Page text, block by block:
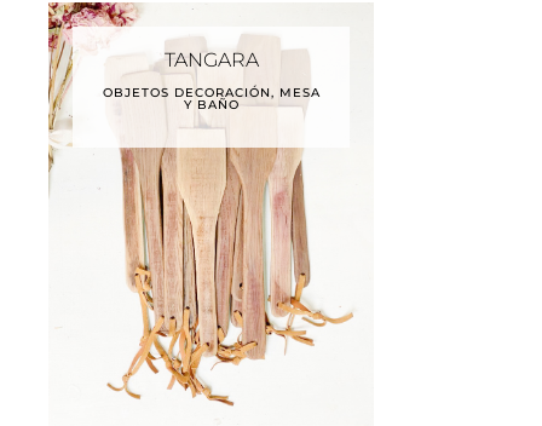
TANGARA
OBJETOS DECORACIÓN, MESA
Y BAÑO